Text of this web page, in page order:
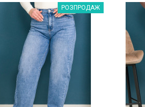
Наклейки Варіант з %РОЗПРОДАЖ